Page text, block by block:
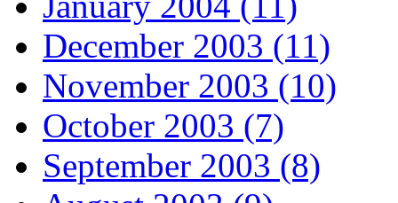
December 2003 (11)
November 2003 (10)
October 2003 (7)
September 2003 (8)